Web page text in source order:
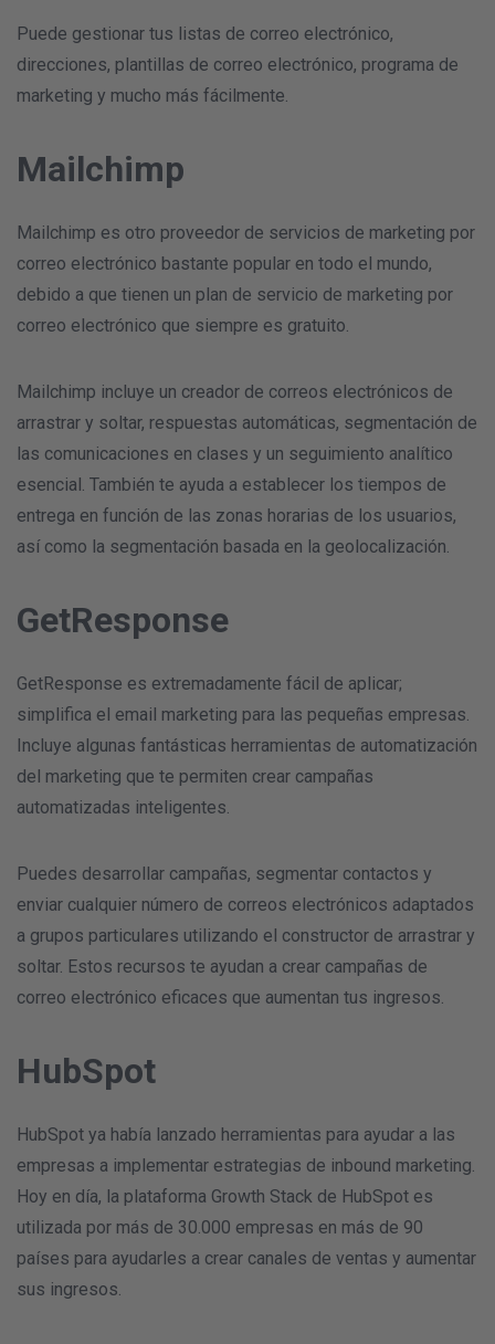
Puede gestionar tus listas de correo electrónico,
direcciones, plantillas de correo electrónico, programa de
marketing y mucho más fácilmente.
Mailchimp
Mailchimp es otro proveedor de servicios de marketing por
correo electrónico bastante popular en todo el mundo,
debido a que tienen un plan de servicio de marketing por
correo electrónico que siempre es gratuito.
Mailchimp incluye un creador de correos electrónicos de
arrastrar y soltar, respuestas automáticas, segmentación de
las comunicaciones en clases y un seguimiento analítico
esencial. También te ayuda a establecer los tiempos de
entrega en función de las zonas horarias de los usuarios,
así como la segmentación basada en la geolocalización.
GetResponse
GetResponse es extremadamente fácil de aplicar;
simplifica el email marketing para las pequeñas empresas.
Incluye algunas fantásticas herramientas de automatización
del marketing que te permiten crear campañas
automatizadas inteligentes.
Puedes desarrollar campañas, segmentar contactos y
enviar cualquier número de correos electrónicos adaptados
a grupos particulares utilizando el constructor de arrastrar y
soltar. Estos recursos te ayudan a crear campañas de
correo electrónico eficaces que aumentan tus ingresos.
HubSpot
HubSpot ya había lanzado herramientas para ayudar a las
empresas a implementar estrategias de inbound marketing.
Hoy en día, la plataforma Growth Stack de HubSpot es
utilizada por más de 30.000 empresas en más de 90
países para ayudarles a crear canales de ventas y aumentar
sus ingresos.